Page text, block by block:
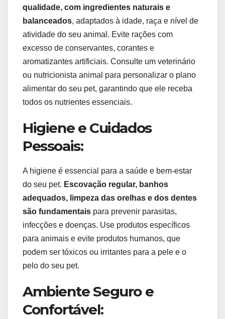
qualidade, com ingredientes naturais e
balanceados, adaptados à idade, raça e nível de
atividade do seu animal. Evite rações com
excesso de conservantes, corantes e
aromatizantes artificiais. Consulte um veterinário
ou nutricionista animal para personalizar o plano
alimentar do seu pet, garantindo que ele receba
todos os nutrientes essenciais.
Higiene e Cuidados
Pessoais:
A higiene é essencial para a saúde e bem-estar
do seu pet. Escovação regular, banhos
adequados, limpeza das orelhas e dos dentes
são fundamentais para prevenir parasitas,
infecções e doenças. Use produtos específicos
para animais e evite produtos humanos, que
podem ser tóxicos ou irritantes para a pele e o
pelo do seu pet.
Ambiente Seguro e
Confortável: